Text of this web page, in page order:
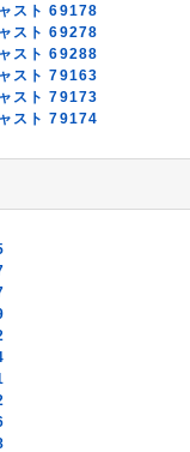
スト 69178
スト 69278
スト 69288
スト 79163
スト 79173
スト 79174